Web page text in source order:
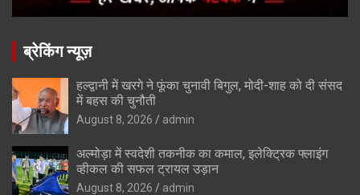
ब्रेकिंग न्यूज़
हल्द्वानी में खरगे ने फूंका चुनावी बिगुल, मोदी-शाह को दी संसद
में बहस की चुनौती
August 8, 2026 admin
अल्मोड़ा में स्वदेशी तकनीक का कमाल, इलेक्ट्रिक फ्लाइंग
व्हीकल की सफल ट्रायल उड़ान
August 8, 2026 admin